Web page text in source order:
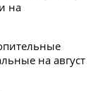
на
на август